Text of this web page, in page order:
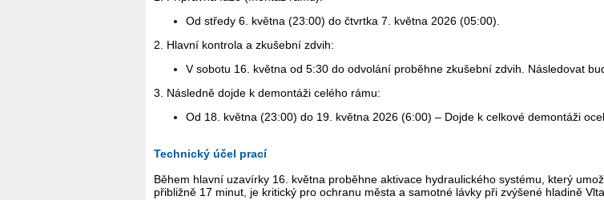
Od středy 6. května (23:00) do čtvrtka 7. května 2026 (05:00).
2. Hlavní kontrola a zkušební zdvih:
V sobotu 16. května od 5:30 do odvolání proběhne zkušební zdvih. Následovat
3. Následně dojde k demontáži celého rámu:
Od 18. května (23:00) do 19. května 2026 (6:00) – Dojde k celkové demontáži
Technický účel prací
Během hlavní uzavírky 16. května proběhne aktivace hydraulického systému, který
přibližně 17 minut, je kritický pro ochranu města a samotné lávky při zvýšené hladině